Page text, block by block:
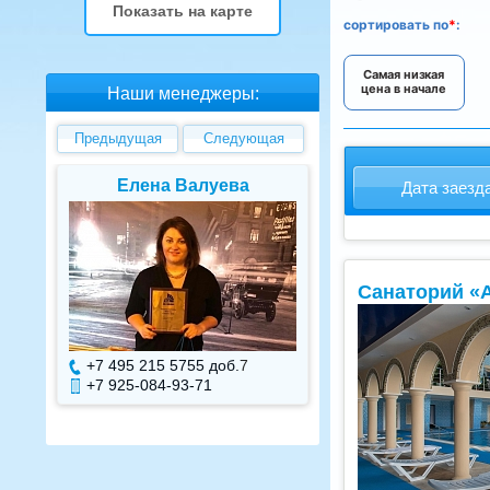
Показать на карте
Наши менеджеры:
Предыдущая Следующая
Елена Валуева
+7 495 215 5755 доб. 7
+7 925-084-93-71
Светлана
+7 495 215
+7 925-084-
сортировать по*:
Самая низкая
цена в начале
Дата
Санаторий